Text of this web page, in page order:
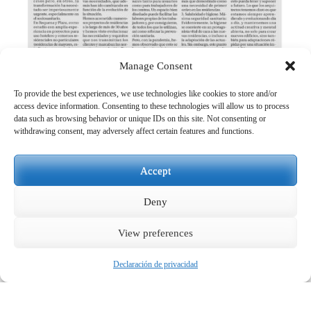
Manage Consent
To provide the best experiences, we use technologies like cookies to store and/or
access device information. Consenting to these technologies will allow us to process
data such as browsing behavior or unique IDs on this site. Not consenting or
withdrawing consent, may adversely affect certain features and functions.
Accept
Deny
View preferences
Declaración de privacidad
SIGUIENTE
ANTERIOR